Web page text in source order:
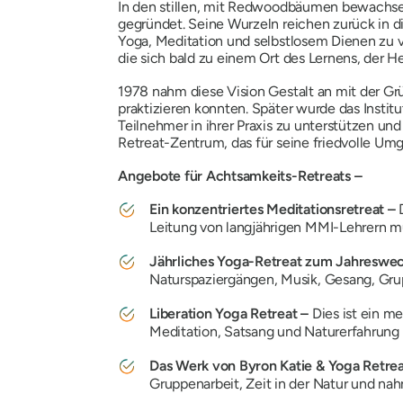
In den stillen, mit Redwoodbäumen
gegründet. Seine Wurzeln reichen zurück in
Yoga, Meditation und selbstlosem Dienen zu
die sich bald zu einem Ort des Lernens, der
1978 nahm diese Vision Gestalt an mit der
praktizieren konnten. Später wurde das
Teilnehmer in ihrer Praxis zu unterstützen
Retreat-Zentrum, das für seine friedvolle
Angebote für Achtsamkeits-Retreats –
Ein konzentriertes Meditationsretreat –
Leitung von langjährigen MMI-Lehrern
Jährliches Yoga-Retreat zum
Naturspaziergängen, Musik, Gesang,
Liberation Yoga Retreat – Dies ist ein
Meditation, Satsang und
Das Werk von Byron Katie & Yoga
Gruppenarbeit, Zeit in der Natur und